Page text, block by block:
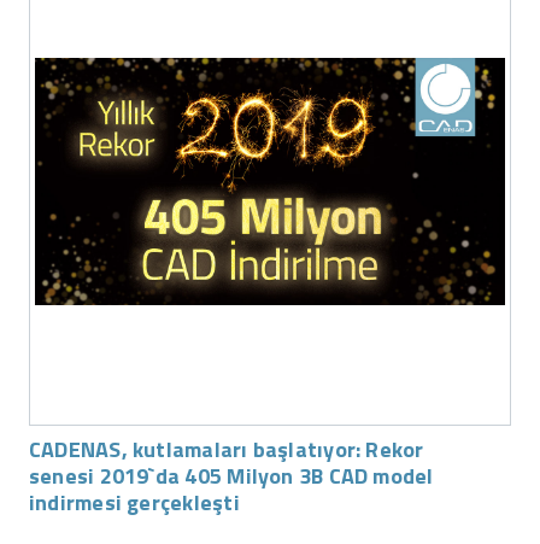
CADENAS, kutlamaları başlatıyor: Rekor
senesi 2019`da 405 Milyon 3B CAD model
indirmesi gerçekleşti